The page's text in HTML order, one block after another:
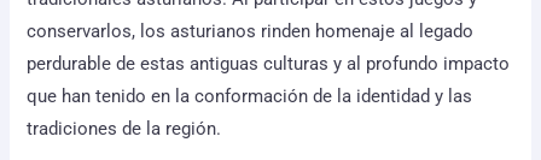
conservarlos, los asturianos rinden homenaje al legado
perdurable de estas antiguas culturas y al profundo impacto
que han tenido en la conformación de la identidad y las
tradiciones de la región.